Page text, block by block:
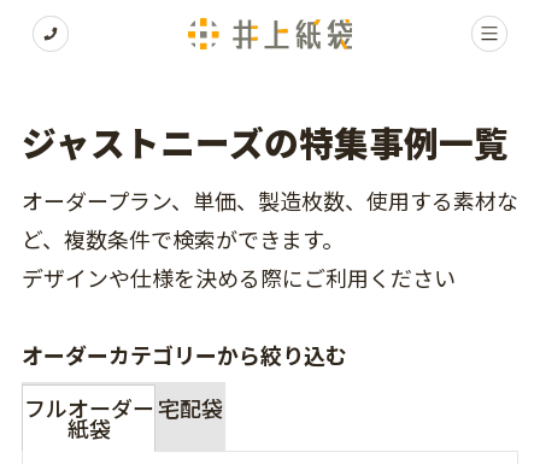
ジャストニーズの特集事例一覧
オーダープラン、単価、製造枚数、使用する素材な
ど、複数条件で検索ができます。
デザインや仕様を決める際にご利用ください
オーダーカテゴリーから絞り込む
フルオーダー
紙袋
宅配袋